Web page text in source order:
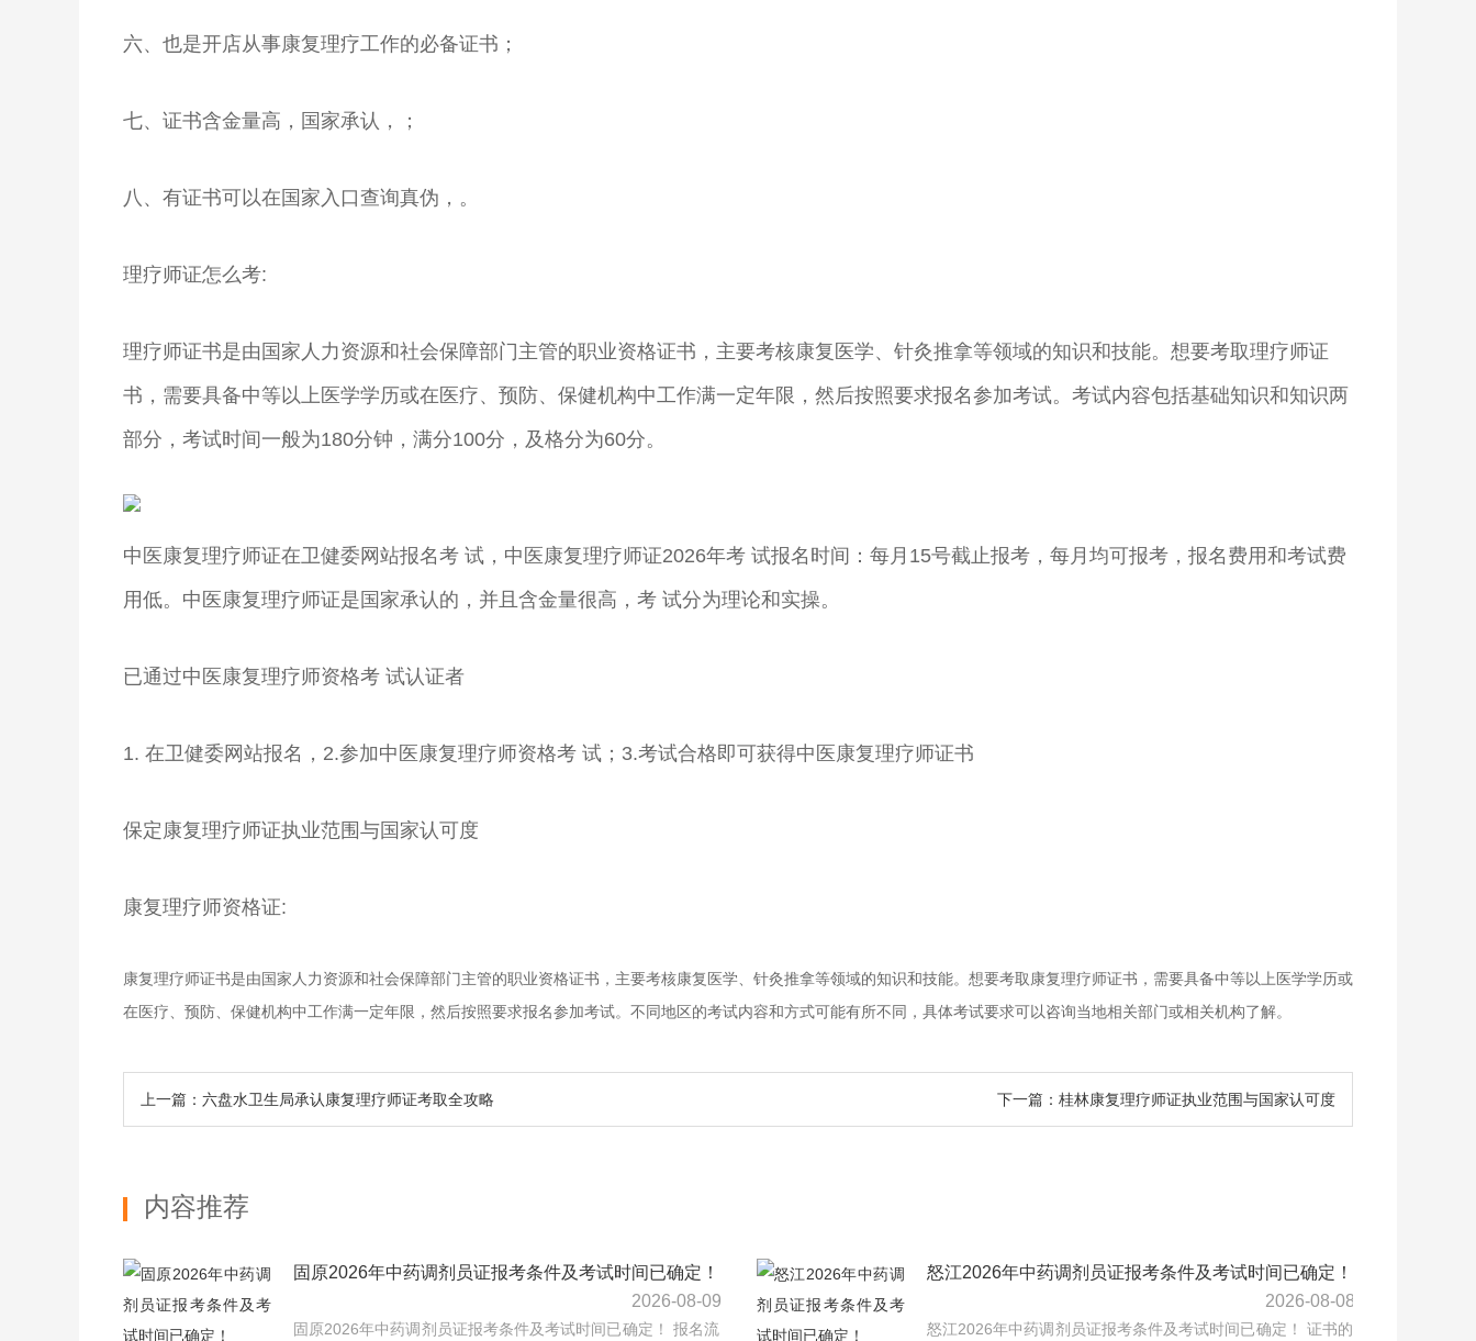
六、也是开店从事康复理疗工作的必备证书；
七、证书含金量高，国家承认，；
八、有证书可以在国家入口查询真伪，。
理疗师证怎么考:
理疗师证书是由国家人力资源和社会保障部门主管的职业资格证书，主要考核康复医学、针灸推拿等领域的知识和技能。想要考取理疗师证
书，需要具备中等以上医学学历或在医疗、预防、保健机构中工作满一定年限，然后按照要求报名参加考试。考试内容包括基础知识和知识两
部分，考试时间一般为180分钟，满分100分，及格分为60分。
中医康复理疗师证在卫健委网站报名考 试，中医康复理疗师证2026年考 试报名时间：每月15号截止报考，每月均可报考，报名费用和考试费
用低。中医康复理疗师证是国家承认的，并且含金量很高，考 试分为理论和实操。
已通过中医康复理疗师资格考 试认证者
1. 在卫健委网站报名，2.参加中医康复理疗师资格考 试；3.考试合格即可获得中医康复理疗师证书
保定康复理疗师证执业范围与国家认可度
康复理疗师资格证:
康复理疗师证书是由国家人力资源和社会保障部门主管的职业资格证书，主要考核康复医学、针灸推拿等领域的知识和技能。想要考取康复理疗师证书，需要具备中等以上医学学历或
在医疗、预防、保健机构中工作满一定年限，然后按照要求报名参加考试。不同地区的考试内容和方式可能有所不同，具体考试要求可以咨询当地相关部门或相关机构了解。
上一篇：六盘水卫生局承认康复理疗师证考取全攻略 下一篇：桂林康复理疗师证执业范围与国家认可度
内容推荐
固原2026年中药调剂员证报考条件及考试时间已确定！
2026-08-09
固原2026年中药调剂员证报考条件及考试时间已确定！ 报名流
怒江2026年中药调剂员证报考条件及考试时间已确定！
2026-08-08
怒江2026年中药调剂员证报考条件及考试时间已确定！ 证书的